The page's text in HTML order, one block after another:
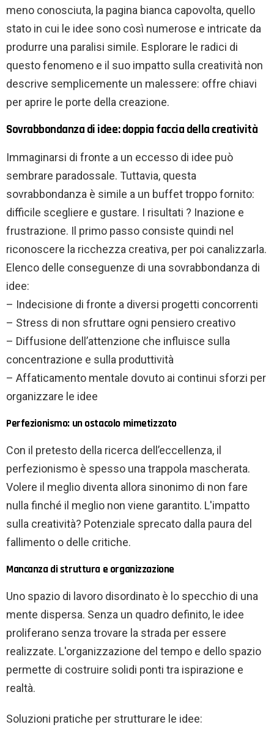
meno conosciuta, la pagina bianca capovolta, quello
stato in cui le idee sono così numerose e intricate da
produrre una paralisi simile. Esplorare le radici di
questo fenomeno e il suo impatto sulla creatività non
descrive semplicemente un malessere: offre chiavi
per aprire le porte della creazione.
Sovrabbondanza di idee: doppia faccia della creatività
Immaginarsi di fronte a un eccesso di idee può
sembrare paradossale. Tuttavia, questa
sovrabbondanza è simile a un buffet troppo fornito:
difficile scegliere e gustare. I risultati ? Inazione e
frustrazione. Il primo passo consiste quindi nel
riconoscere la ricchezza creativa, per poi canalizzarla.
Elenco delle conseguenze di una sovrabbondanza di
idee:
– Indecisione di fronte a diversi progetti concorrenti
– Stress di non sfruttare ogni pensiero creativo
– Diffusione dell’attenzione che influisce sulla
concentrazione e sulla produttività
– Affaticamento mentale dovuto ai continui sforzi per
organizzare le idee
Perfezionismo: un ostacolo mimetizzato
Con il pretesto della ricerca dell’eccellenza, il
perfezionismo è spesso una trappola mascherata.
Volere il meglio diventa allora sinonimo di non fare
nulla finché il meglio non viene garantito. L'impatto
sulla creatività? Potenziale sprecato dalla paura del
fallimento o delle critiche.
Mancanza di struttura e organizzazione
Uno spazio di lavoro disordinato è lo specchio di una
mente dispersa. Senza un quadro definito, le idee
proliferano senza trovare la strada per essere
realizzate. L'organizzazione del tempo e dello spazio
permette di costruire solidi ponti tra ispirazione e
realtà.
Soluzioni pratiche per strutturare le idee: